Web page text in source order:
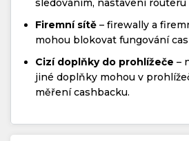
sledováním, nastavení routeru
Firemní sítě – firewally a
mohou blokovat fungování
Cizí doplňky do prohlížeče –
jiné doplňky mohou v
měření cashbacku.